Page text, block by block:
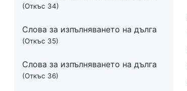
(Откъс 34)
Слова за изпълняването на дълга
(Откъс 35)
Слова за изпълняването на дълга
(Откъс 36)